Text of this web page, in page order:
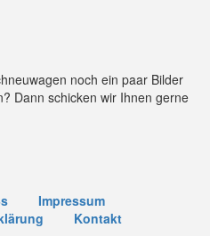
noch ein paar Bilder
Dann schicken wir Ihnen gerne
Impressum
Kontakt